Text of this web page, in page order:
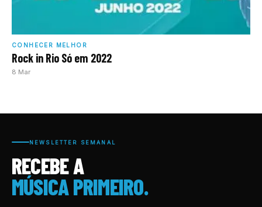
CONHECER MELHOR
Rock in Rio Só em 2022
8 Mar
NEWSLETTER SEMANAL
RECEBE A
MÚSICA PRIMEIRO.